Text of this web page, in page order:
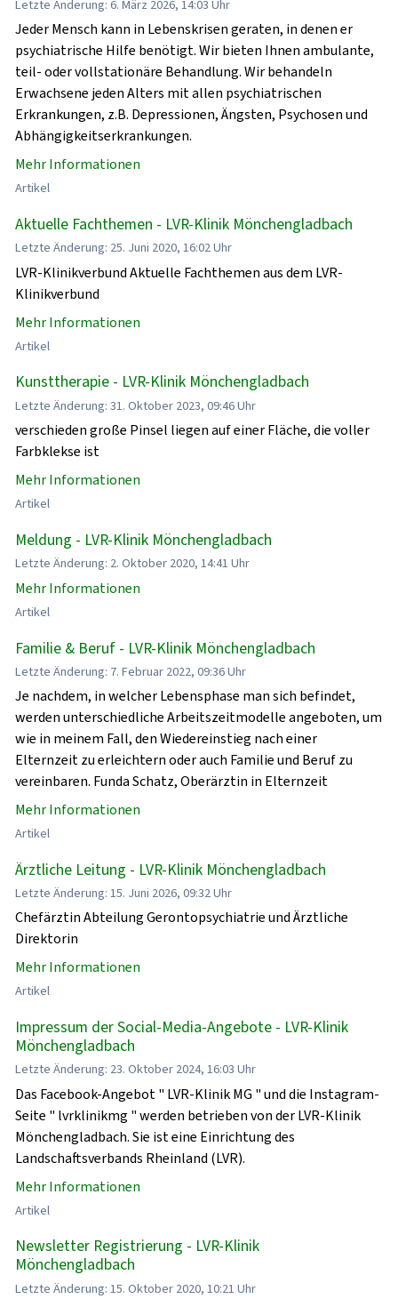
Letzte Änderung: 6. März 2026, 14:03 Uhr
Jeder Mensch kann in Lebenskrisen geraten, in denen er
psychiatrische Hilfe benötigt. Wir bieten Ihnen ambulante,
teil- oder vollstationäre Behandlung. Wir behandeln
Erwachsene jeden Alters mit allen psychiatrischen
Erkrankungen, z.B. Depressionen, Ängsten, Psychosen und
Abhängigkeitserkrankungen.
Mehr Informationen
Artikel
Aktuelle Fachthemen - LVR-Klinik Mönchengladbach
Letzte Änderung: 25. Juni 2020, 16:02 Uhr
LVR-Klinikverbund Aktuelle Fachthemen aus dem LVR-
Klinikverbund
Mehr Informationen
Artikel
Kunsttherapie - LVR-Klinik Mönchengladbach
Letzte Änderung: 31. Oktober 2023, 09:46 Uhr
verschieden große Pinsel liegen auf einer Fläche, die voller
Farbklekse ist
Mehr Informationen
Artikel
Meldung - LVR-Klinik Mönchengladbach
Letzte Änderung: 2. Oktober 2020, 14:41 Uhr
Mehr Informationen
Artikel
Familie & Beruf - LVR-Klinik Mönchengladbach
Letzte Änderung: 7. Februar 2022, 09:36 Uhr
Je nachdem, in welcher Lebensphase man sich befindet,
werden unterschiedliche Arbeitszeitmodelle angeboten, um
wie in meinem Fall, den Wiedereinstieg nach einer
Elternzeit zu erleichtern oder auch Familie und Beruf zu
vereinbaren. Funda Schatz, Oberärztin in Elternzeit
Mehr Informationen
Artikel
Ärztliche Leitung - LVR-Klinik Mönchengladbach
Letzte Änderung: 15. Juni 2026, 09:32 Uhr
Chefärztin Abteilung Gerontopsychiatrie und Ärztliche
Direktorin
Mehr Informationen
Artikel
Impressum der Social-Media-Angebote - LVR-Klinik
Mönchengladbach
Letzte Änderung: 23. Oktober 2024, 16:03 Uhr
Das Facebook-Angebot " LVR-Klinik MG " und die Instagram-
Seite " lvrklinikmg " werden betrieben von der LVR-Klinik
Mönchengladbach. Sie ist eine Einrichtung des
Landschaftsverbands Rheinland (LVR).
Mehr Informationen
Artikel
Newsletter Registrierung - LVR-Klinik
Mönchengladbach
Letzte Änderung: 15. Oktober 2020, 10:21 Uhr